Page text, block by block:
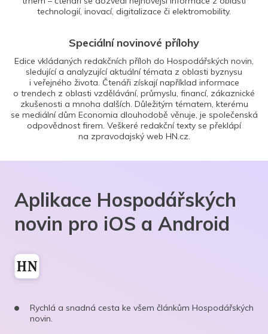
technologií, inovací, digitalizace či elektromobility.
Speciální novinové přílohy
Edice vkládaných redakčních příloh do Hospodářských novin,
sledující a analyzující aktuální témata z oblasti byznysu
i veřejného života. Čtenáři získají například informace
o trendech z oblasti vzdělávání, průmyslu, financí, zákaznické
zkušenosti a mnoha dalších. Důležitým tématem, kterému
se mediální dům Economia dlouhodobě věnuje, je společenská
odpovědnost firem. Veškeré redakční texty se překlápí
na zpravodajský web HN.cz.
Aplikace Hospodářských
novin pro iOS a Android
Rychlá a snadná cesta ke všem článkům Hospodářských
novin.